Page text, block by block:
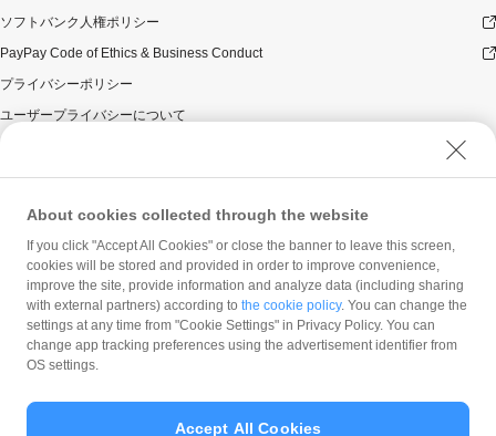
ソフトバンク人権ポリシー
PayPay Code of Ethics & Business Conduct
プライバシーポリシー
ユーザープライバシーについて
ウェブサイト利用規約
反社会的勢力に対する方針
勧誘方針
マネロン等基本方針
カスタマーハラスメントに関する当社の考え方
About cookies collected through the website
If you click "Accept All Cookies" or close the banner to leave this screen,
cookies will be stored and provided in order to improve convenience,
improve the site, provide information and analyze data (including sharing
with external partners) according to the cookie policy. You can change the
settings at any time from "Cookie Settings" in Privacy Policy. You can
change app tracking preferences using the advertisement identifier from
OS settings.
Accept All Cookies